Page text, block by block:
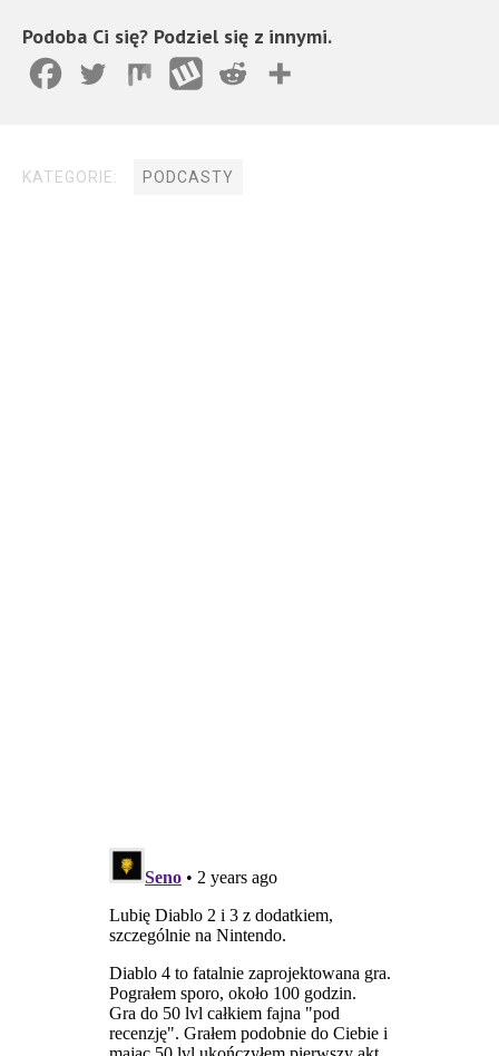
Podoba Ci się? Podziel się z innymi.
KATEGORIE: PODCASTY